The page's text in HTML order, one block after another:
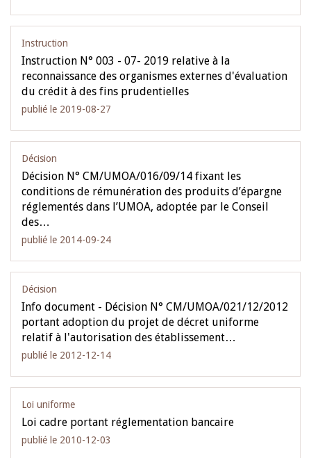
Instruction
Instruction N° 003 - 07- 2019 relative à la
reconnaissance des organismes externes d'évaluation
du crédit à des fins prudentielles
publié le 2019-08-27
Décision
Décision N° CM/UMOA/016/09/14 fixant les
conditions de rémunération des produits d’épargne
réglementés dans l’UMOA, adoptée par le Conseil
des…
publié le 2014-09-24
Décision
Info document - Décision N° CM/UMOA/021/12/2012
portant adoption du projet de décret uniforme
relatif à l'autorisation des établissement…
publié le 2012-12-14
Loi uniforme
Loi cadre portant réglementation bancaire
publié le 2010-12-03